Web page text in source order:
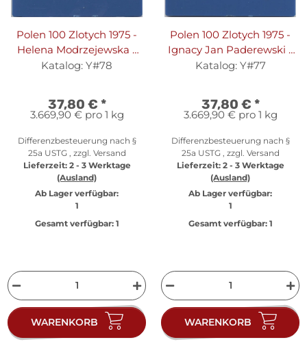
Polen 100 Zlotych 1975 -
Helena Modrzejewska -
Silber PP in
Katalog: Y#78
37,80 € *
3.669,90 € pro 1 kg
Differenzbesteuerung nach §
25a USTG , zzgl. Versand
Lieferzeit: 2 - 3 Werktage
(Ausland)
Ab Lager verfügbar:
1
Gesamt verfügbar:1
WARENKORB
Polen 100 Zlotych 1975 -
Ignacy Jan Paderewski -
Silber PP in
Katalog: Y#77
37,80 € *
3.669,90 € pro 1 kg
Differenzbesteuerung nach §
25a USTG , zzgl. Versand
Lieferzeit: 2 - 3 Werktage
(Ausland)
Ab Lager verfügbar:
1
Gesamt verfügbar:1
WARENKORB